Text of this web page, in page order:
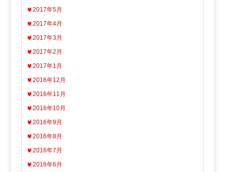
2017年5月
2017年4月
2017年3月
2017年2月
2017年1月
2016年12月
2016年11月
2016年10月
2016年9月
2016年8月
2016年7月
2016年6月